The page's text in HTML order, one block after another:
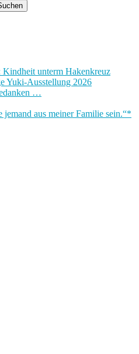
Kindheit unterm Hakenkreuz
Yuki-Ausstellung 2026
…
aus meiner Familie sein.“*